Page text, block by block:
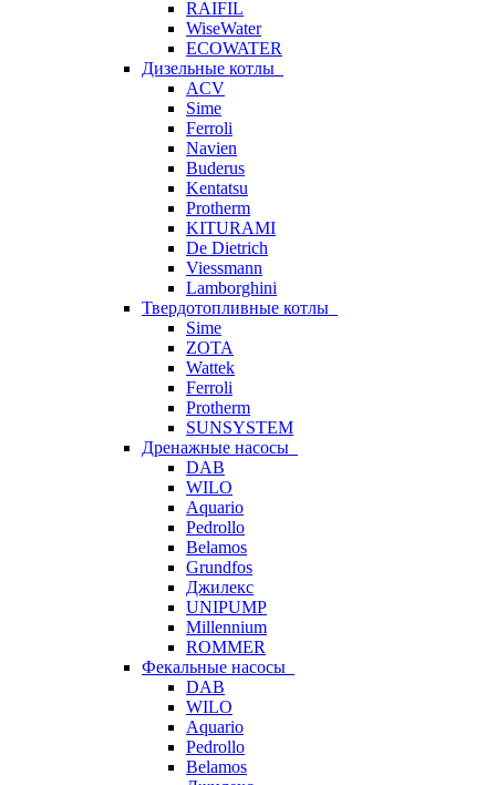
RAIFIL
WiseWater
ECOWATER
Дизельные котлы
ACV
Sime
Ferroli
Navien
Buderus
Kentatsu
Protherm
KITURAMI
De Dietrich
Viessmann
Lamborghini
Твердотопливные котлы
Sime
ZOTA
Wattek
Ferroli
Protherm
SUNSYSTEM
Дренажные насосы
DAB
WILO
Aquario
Pedrollo
Belamos
Grundfos
Джилекс
UNIPUMP
Millennium
ROMMER
Фекальные насосы
DAB
WILO
Aquario
Pedrollo
Belamos